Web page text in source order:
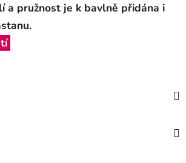
a pružnost je k bavlně přidána i